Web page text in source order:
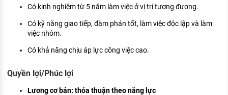
Có kinh nghiệm từ 5 năm làm việc ở vị trí tương đương.
Có kỹ năng giao tiếp, đàm phán tốt, làm việc độc lập và làm
việc nhóm.
Có khả năng chịu áp lực công việc cao.
Quyền lợi/Phúc lợi
Lương cơ bản: thỏa thuận theo năng lực